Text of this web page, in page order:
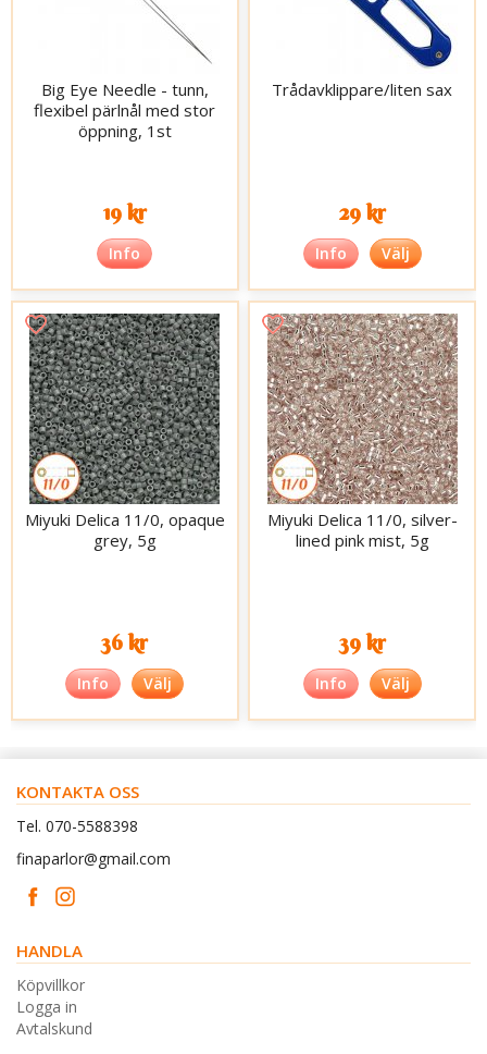
Big Eye Needle - tunn,
flexibel pärlnål med stor
öppning, 1st
19 kr
Info
Trådavklippare/liten sax
29 kr
Info Välj
Miyuki Delica 11/0, opaque
grey, 5g
36 kr
Info Välj
Miyuki Delica 11/0, silver-
lined pink mist, 5g
39 kr
Info Välj
KONTAKTA OSS
Tel. 070-5588398
finaparlor@gmail.com
HANDLA
Köpvillkor
Logga in
Avtalskund